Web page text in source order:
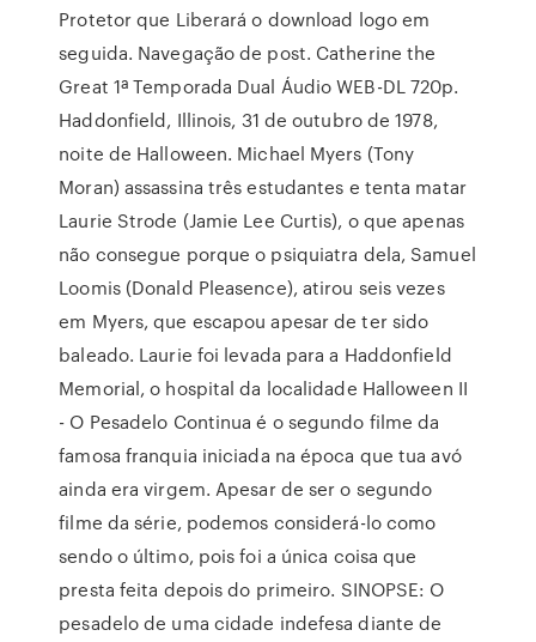
Protetor que Liberará o download logo em
seguida. Navegação de post. Catherine the
Great 1ª Temporada Dual Áudio WEB-DL 720p.
Haddonfield, Illinois, 31 de outubro de 1978,
noite de Halloween. Michael Myers (Tony
Moran) assassina três estudantes e tenta matar
Laurie Strode (Jamie Lee Curtis), o que apenas
não consegue porque o psiquiatra dela, Samuel
Loomis (Donald Pleasence), atirou seis vezes
em Myers, que escapou apesar de ter sido
baleado. Laurie foi levada para a Haddonfield
Memorial, o hospital da localidade Halloween II
- O Pesadelo Continua é o segundo filme da
famosa franquia iniciada na época que tua avó
ainda era virgem. Apesar de ser o segundo
filme da série, podemos considerá-lo como
sendo o último, pois foi a única coisa que
presta feita depois do primeiro. SINOPSE: O
pesadelo de uma cidade indefesa diante de